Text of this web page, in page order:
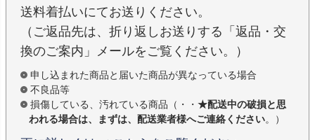
送料着払いにてお送りください。
（ご返品先は、折り返しお送りする「返品・交
換のご案内」メールをご覧ください。）
申し込まれた商品と届いた商品が異なっている場合
不良品等
損傷している、汚れている商品（・・ ★配送中の破損と思
われる場合は、まずは、配送業者様へご連絡ください。）